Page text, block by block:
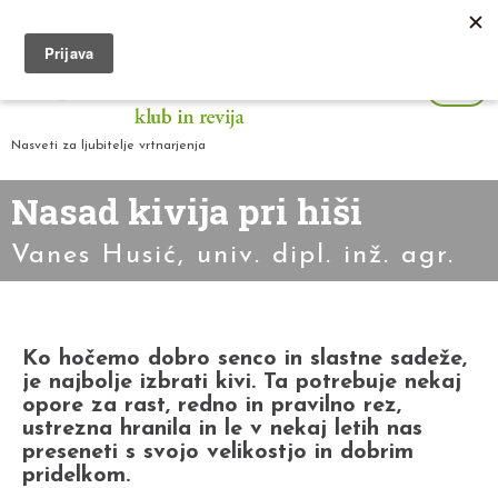
Nasveti za ljubitelje vrtnarjenja
Nasad kivija pri hiši
Vanes Husić, univ. dipl. inž. agr.
Ko hočemo dobro senco in slastne sadeže,
je najbolje izbrati kivi. Ta potrebuje nekaj
opore za rast, redno in pravilno rez,
ustrezna hranila in le v nekaj letih nas
preseneti s svojo velikostjo in dobrim
pridelkom.